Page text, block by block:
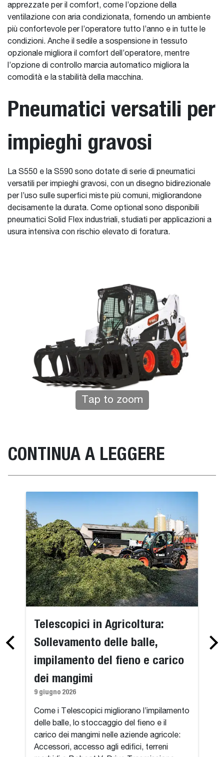
apprezzate per il comfort, come l’opzione della
ventilazione con aria condizionata, fornendo un ambiente
più confortevole per l’operatore tutto l’anno e in tutte le
condizioni. Anche il sedile a sospensione in tessuto
opzionale migliora il comfort dell’operatore, mentre
l’opzione di controllo marcia automatico migliora la
comodità e la stabilità della macchina.
Pneumatici versatili per
impieghi gravosi
La S550 e la S590 sono dotate di serie di pneumatici
versatili per impieghi gravosi, con un disegno bidirezionale
per l’uso sulle superfici miste più comuni, migliorandone
decisamente la durata. Come optional sono disponibili
pneumatici Solid Flex industriali, studiati per applicazioni a
usura intensiva con rischio elevato di foratura.
Tap to zoom
CONTINUA A LEGGERE
Telescopici in Agricoltura:
Sollevamento delle balle,
impilamento del fieno e carico
dei mangimi
9 giugno 2026
Come i Telescopici migliorano l’impilamento
delle balle, lo stoccaggio del fieno e il
carico dei mangimi nelle aziende agricole:
Accessori, accesso agli edifici, terreni